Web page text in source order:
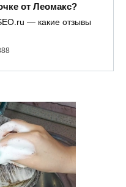
от Леомакс?
— какие отзывы